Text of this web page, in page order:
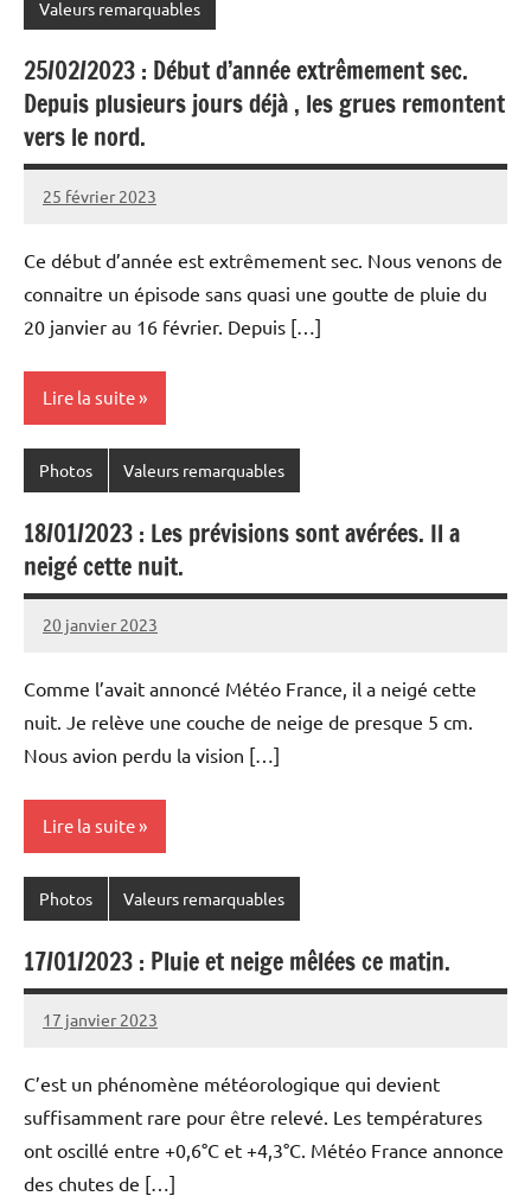
Valeurs remarquables
25/02/2023 : Début d’année extrêmement sec.
Depuis plusieurs jours déjà , les grues remontent
vers le nord.
25 février 2023
Patrice
Ce début d’année est extrêmement sec. Nous venons de
connaitre un épisode sans quasi une goutte de pluie du
20 janvier au 16 février. Depuis […]
Lire la suite
Photos Valeurs remarquables
18/01/2023 : Les prévisions sont avérées. Il a
neigé cette nuit.
20 janvier 2023
Patrice
Comme l’avait annoncé Météo France, il a neigé cette
nuit. Je relève une couche de neige de presque 5 cm.
Nous avion perdu la vision […]
Lire la suite
Photos Valeurs remarquables
17/01/2023 : Pluie et neige mêlées ce matin.
17 janvier 2023
Patrice
C’est un phénomène météorologique qui devient
suffisamment rare pour être relevé. Les températures
ont oscillé entre +0,6°C et +4,3°C. Météo France annonce
des chutes de […]